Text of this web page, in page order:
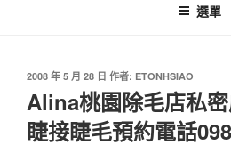
選單
2008 年 5 月 28 日 作者: ETONHSIAO
Alina桃園除毛店私
睫接睫毛預約電話